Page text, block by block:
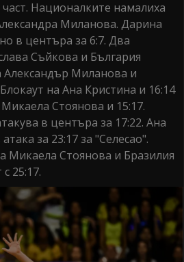
Националките намалиха
Миланова. Дарина
в центъра за 6:7. Два
Съйкова и България
Александър Миланова и
на Ана Кристина и 16:14
Стоянова и 15:17.
в центъра за 17:22. Ана
за 23:17 за "Селесао".
Микаела Стоянова и Бразилия
25:17.